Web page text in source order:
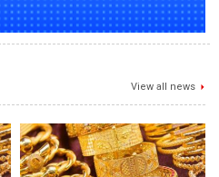
View all news